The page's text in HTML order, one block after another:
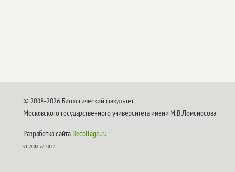
© 2008-2026 Биологический факультет
Московского государственного университета имени М.В.Ломоносова
Разработка сайта Decollage.ru
v1.2008, v2.2022